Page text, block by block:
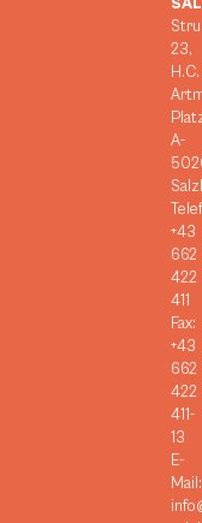
23,
H.C.
A-
+43
662
422
411
Fax:
+43
662
422
411-
13
E-
Mail: